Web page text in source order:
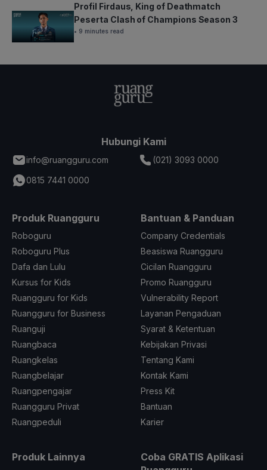
Profil Firdaus, King of Deathmatch
Peserta Clash of Champions Season 3
• 9 minutes read
Hubungi Kami
info@ruangguru.com
(021) 3093 0000
0815 7441 0000
Produk Ruangguru
Roboguru
Roboguru Plus
Dafa dan Lulu
Kursus for Kids
Ruangguru for Kids
Ruangguru for Business
Ruanguji
Ruangbaca
Ruangkelas
Ruangbelajar
Ruangpengajar
Ruangguru Privat
Ruangpeduli
Bantuan & Panduan
Company Credentials
Beasiswa Ruangguru
Cicilan Ruangguru
Promo Ruangguru
Vulnerability Report
Layanan Pengaduan
Syarat & Ketentuan
Kebijakan Privasi
Tentang Kami
Kontak Kami
Press Kit
Bantuan
Karier
Produk Lainnya
Coba GRATIS Aplikasi